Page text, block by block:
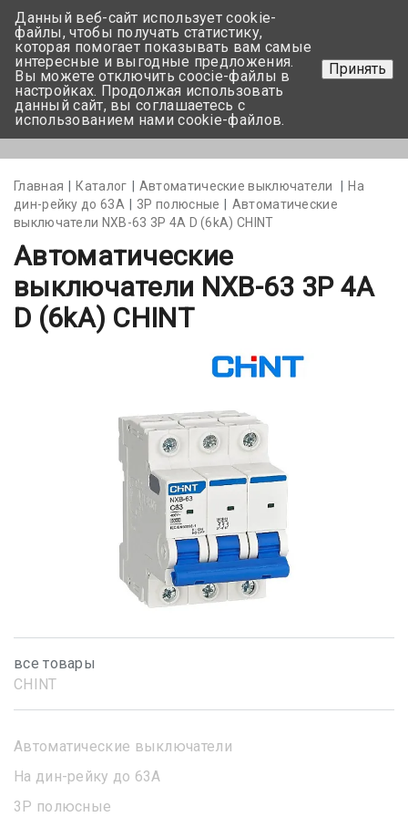
+375 17-350-99-56
+375 44-752-82-08
Задать вопрос
Главная Каталог Автоматические выключатели
На
дин-рейку до 63А
3Р полюсные
Автоматические
выключатели NXB-63 3P 4A D (6kA) CHINT
Автоматические
выключатели NXB-63 3P 4A
D (6kA) CHINT
все товары
CHINT
Автоматические выключатели
На дин-рейку до 63А
3Р полюсные
Данный веб-сайт использует cookie-
файлы, чтобы получать статистику,
которая помогает показывать вам самые
интересные и выгодные предложения.
Вы можете отключить coocie-файлы в
настройках. Продолжая использовать
данный сайт, вы соглашаетесь с
использованием нами cookie-файлов.
Принять